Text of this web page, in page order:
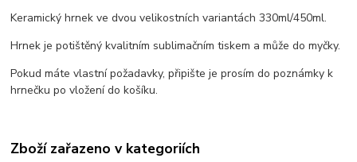
Keramický hrnek ve dvou velikostních variantách 330ml/450ml.
Hrnek je potištěný kvalitním sublimačním tiskem a může do myčky.
Pokud máte vlastní požadavky, připište je prosím do poznámky k
hrnečku po vložení do košíku.
Zboží zařazeno v kategoriích